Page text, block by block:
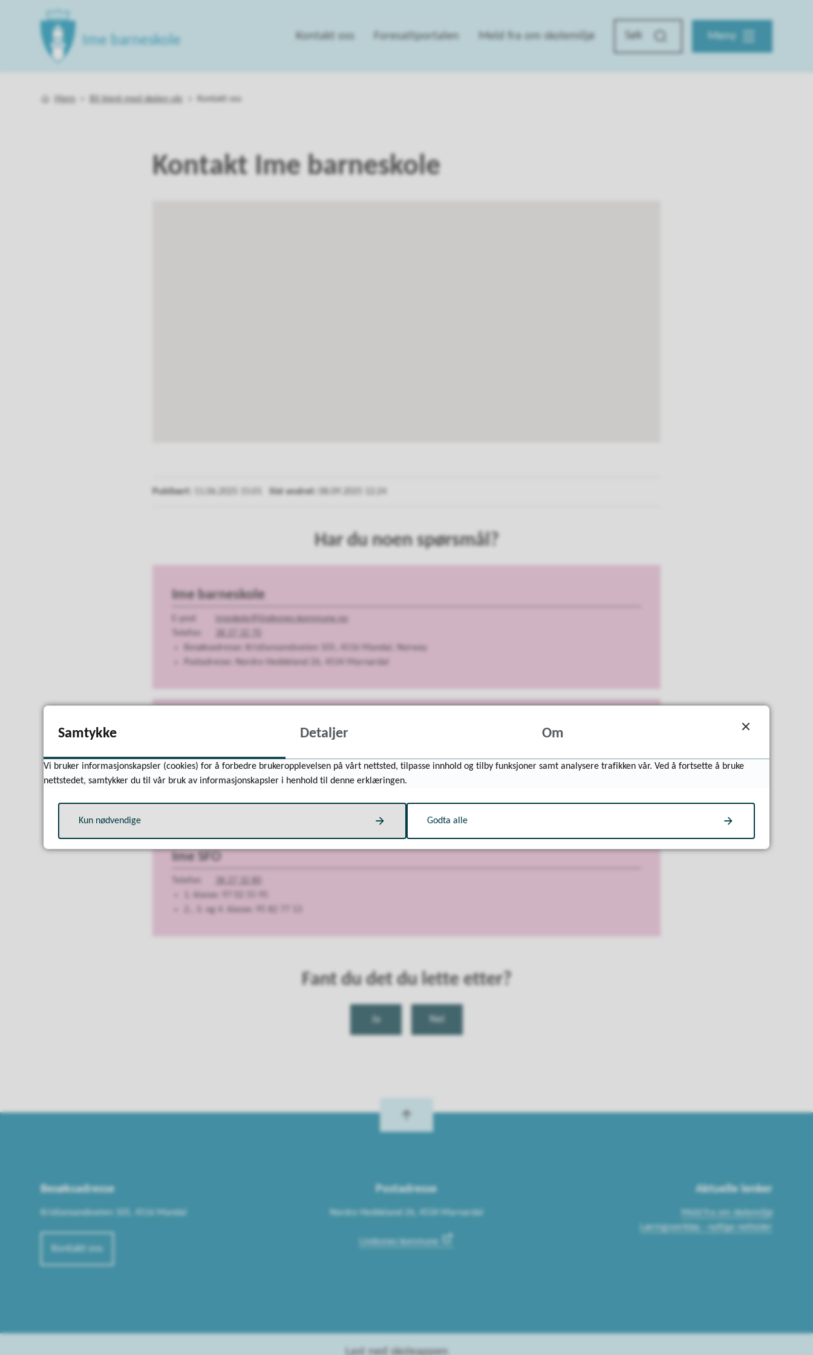
Kontakt oss Foresattportalen Meld fra om skolemiljø Meny
Du er her:
Hjem Bli kjent med skolen vår Kontakt oss
Kontakt Ime barneskole
Publisert Sist endret
Har du noen spørsmål?
Ime barneskole
E-post
imeskole@lindesnes.kommune.no
Besøksadresse: Kristiansandsveien 105, 4516 Mandal, Norway
Postadresse: Nordre Heddeland 26, 4534 Marnardal
E-post
sten.rune.askildsen@lindesnes.kommune.no
Ime SFO
1. klasse: 97 02 55 95
2., 3. og 4. klasse: 95 82 77 13
Fant du det du lette etter?
Ja Nei
Besøksadresse
Kristiansandsveien 105, 4516 Mandal
Kontakt oss
Postadresse
Nordre Heddeland 26, 4534 Marnardal
Lindesnes kommune
Aktuelle lenker
Meld fra om skolemiljø
Læringsverktøy - nyttige nettsider
Last ned skoleappen
Samtykke Detaljer Om
Vi bruker informasjonskapsler (cookies) for å forbedre brukeropplevelsen på vårt nettsted, tilpasse innhold og tilby funksjoner samt analysere trafikken vår. Ved å fortsette å bruke
nettstedet, samtykker du til vår bruk av informasjonskapsler i henhold til denne erklæringen.
Kun nødvendige Godta alle